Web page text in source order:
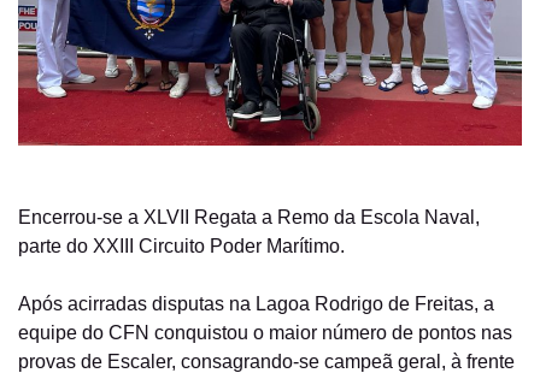
Encerrou-se a XLVII Regata a Remo da Escola Naval,
parte do XXIII Circuito Poder Marítimo.
Após acirradas disputas na Lagoa Rodrigo de Freitas, a
equipe do CFN conquistou o maior número de pontos nas
provas de Escaler, consagrando-se campeã geral, à frente